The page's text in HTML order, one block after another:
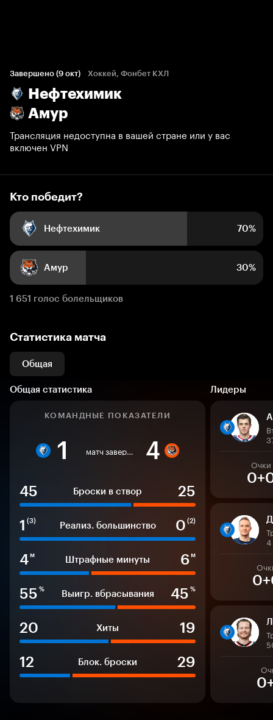
Завершено (9 окт) Хоккей, Фонбет КХЛ
Нефтехимик
Амур
Трансляция недоступна в вашей стране или у вас
включен VPN
70%
Кто победит?
Нефтехимик 70%
Амур 30%
1 651 голос болельщиков
Статистика матча
Общая
Общая статистика Лидеры
КОМАНДНЫЕ ПОКАЗАТЕЛИ
1 матч завершен 4
45 Броски в створ
25
1 (3) Реализ. большинство 0 (2)
4м Штрафные минуты 6м
55 % Выигр. вбрасывания 45 %
20 Хиты
19
12
Блок. броски 29
Очки
4